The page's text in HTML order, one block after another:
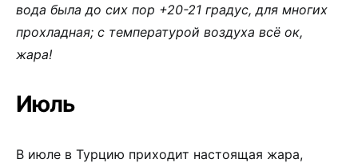
вода была до сих пор +20-21 градус, для многих
прохладная; с температурой воздуха всё ок,
жара!
Июль
В июле в Турцию приходит настоящая жара,